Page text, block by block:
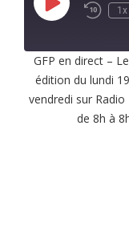
Play
Episode
1x
RSS FEED
SHARE
GFP en direct –
édition du lundi
vendredi sur
de 8h à